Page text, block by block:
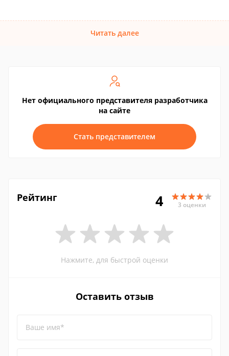
Читать далее
Нет официального представителя разработчика
на сайте
Стать представителем
Рейтинг 4 3 оценки
Нажмите, для быстрой оценки
Оставить отзыв
Ваше имя*